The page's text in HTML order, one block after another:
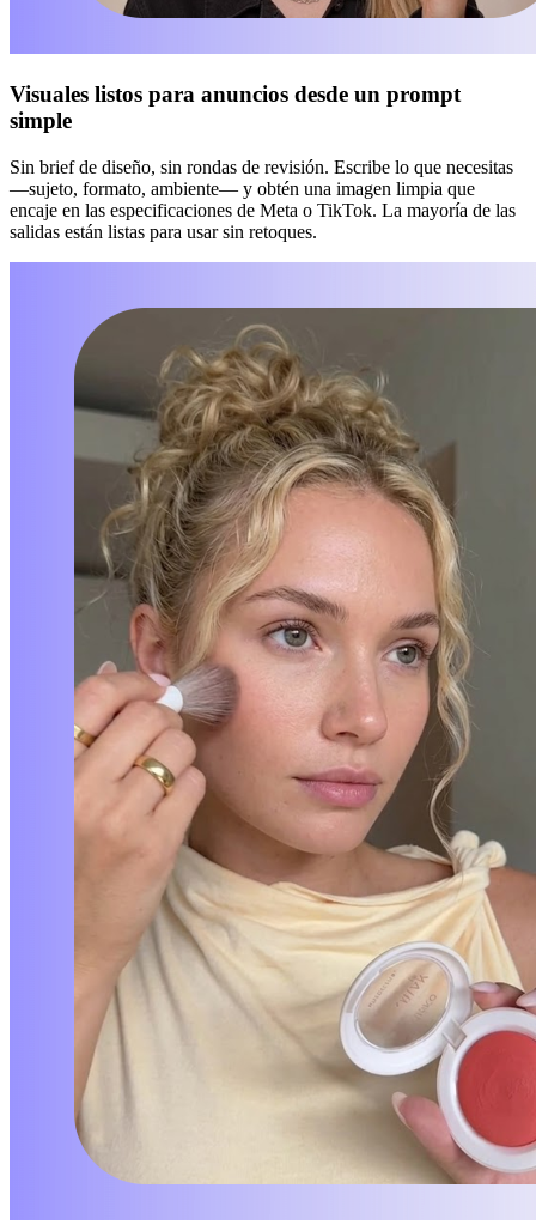
Visuales listos para anuncios desde un prompt
simple
Sin brief de diseño, sin rondas de revisión. Escribe lo que necesitas
—sujeto, formato, ambiente— y obtén una imagen limpia que
encaje en las especificaciones de Meta o TikTok. La mayoría de las
salidas están listas para usar sin retoques.